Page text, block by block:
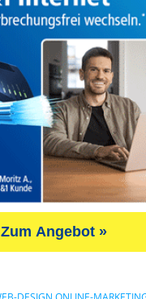
Zum Angebot »